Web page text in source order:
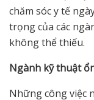
chăm sóc y tế
trọng của các
không thể thiếu.
Ngành kỹthuậtổ
Những công việc